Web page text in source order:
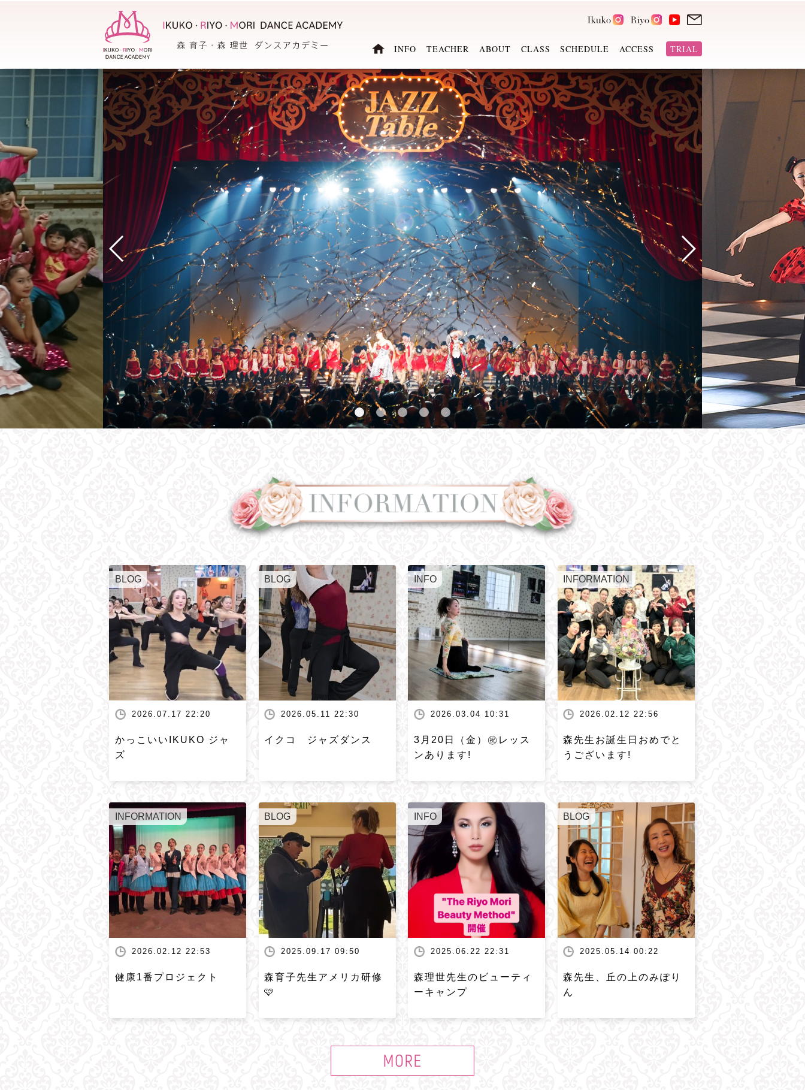
INFO TEACHER ABOUT CLASS SCHEDULE ACCESS TRIAL
BLOG
2026.07.17 22:20
かっこいいIKUKO ジャ
ズ
BLOG
2026.05.11 22:30
イクコ ジャズダンス
INFO
2026.03.04 10:31
3月20日（金）㊗️レッス
ンあります!
INFORMATION
2026.02.12 22:56
森先生お誕生日おめでと
うございます!
INFORMATION
2026.02.12 22:53
健康1番プロジェクト
BLOG
2025.09.17 09:50
森育子先生アメリカ研修
🩷
INFO
2025.06.22 22:31
森理世先生のビューティ
ーキャンプ
BLOG
2025.05.14 00:22
森先生、丘の上のみぽり
ん